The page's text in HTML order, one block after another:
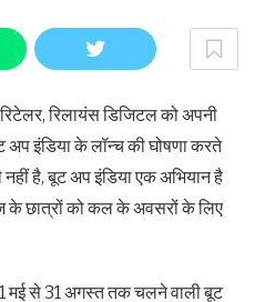
रिलायंस डिजिटल को अपनी
इंडिया के लॉन्च की घोषणा करते
नहीं है, बूट अप इंडिया एक अभियान है
के छात्रों को कल के अवसरों के लिए
मई से 31 अगस्त तक चलने वाली बूट